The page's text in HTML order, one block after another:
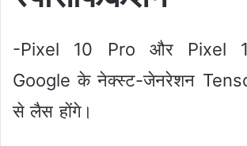
-Pixel 10 Pro और Pixel
Google के नेक्स्ट-जेनरेशन
से लैस होंगे।